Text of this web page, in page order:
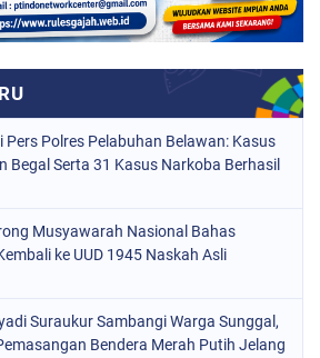
Pers Polres Pelabuhan Belawan: Kasus
Begal Serta 31 Kasus Narkoba Berhasil
Musyawarah Nasional Bahas
ke UUD 1945 Naskah Asli
Suraukur Sambangi Warga Sunggal,
Bendera Merah Putih Jelang